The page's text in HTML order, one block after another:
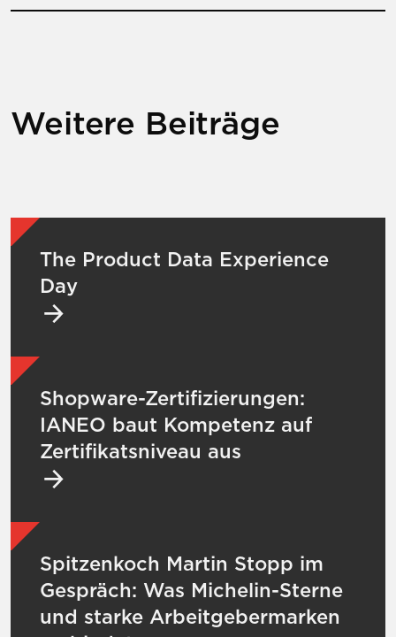
Weitere Beiträge
The Product Data Experience
Day
Mehr zu The Product Data Experience Day
Shopware-Zertifizierungen:
IANEO baut Kompetenz auf
Zertifikatsniveau aus
Mehr zu Shopware-Zertifizierungen:
Spitzenkoch Martin Stopp im
Gespräch: Was Michelin-Sterne
und starke Arbeitgebermarken
Mehr zu Spitzenkoch Martin Stopp im